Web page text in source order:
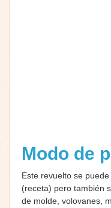
Modo de
Este revuelto se
(receta) pero también
de molde, volovanes,